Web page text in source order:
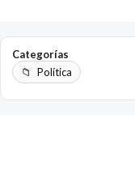
Categorías
Política